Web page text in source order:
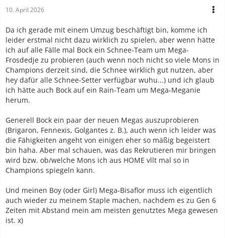
10. April 2026
Da ich gerade mit einem Umzug beschäftigt bin, komme ich
leider erstmal nicht dazu wirklich zu spielen, aber wenn hätte
ich auf alle Fälle mal Bock ein Schnee-Team um Mega-
Frosdedje zu probieren (auch wenn noch nicht so viele Mons in
Champions derzeit sind, die Schnee wirklich gut nutzen, aber
hey dafür alle Schnee-Setter verfügbar wuhu...) und ich glaub
ich hätte auch Bock auf ein Rain-Team um Mega-Meganie
herum.
Generell Bock ein paar der neuen Megas auszuprobieren
(Brigaron, Fennexis, Golgantes z. B.), auch wenn ich leider was
die Fähigkeiten angeht von einigen eher so mäßig begeistert
bin haha. Aber mal schauen, was das Rekrutieren mir bringen
wird bzw. ob/welche Mons ich aus HOME vllt mal so in
Champions spiegeln kann.
Und meinen Boy (oder Girl) Mega-Bisaflor muss ich eigentlich
auch wieder zu meinem Staple machen, nachdem es zu Gen 6
Zeiten mit Abstand mein am meisten genutztes Mega gewesen
ist. x)